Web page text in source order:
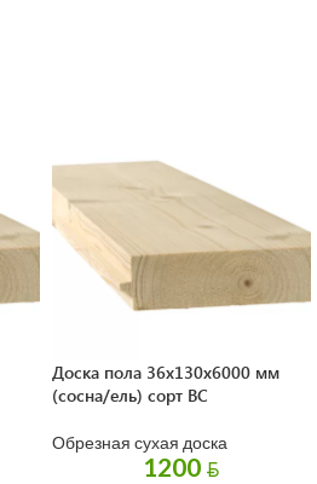
Доска пола 36х130х6000 мм
(сосна/ель) cорт BC
Обрезная сухая доска
1200 BYN